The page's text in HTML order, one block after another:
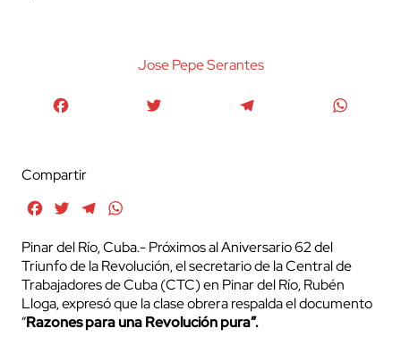
Jose Pepe Serantes
Compartir
FacebookTwitterTelegram
Pinar del Río, Cuba.- Próximos al Aniversario 62 del
Triunfo de la Revolución, el secretario de la Central de
Trabajadores de Cuba (CTC) en Pinar del Río, Rubén
Lloga, expresó que la clase obrera respalda el documento
“Razones para una Revolución pura”.